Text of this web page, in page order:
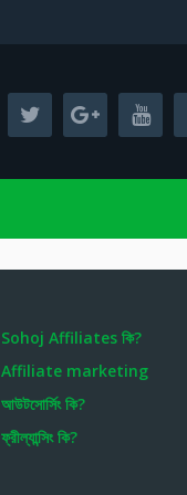
Sohoj Affiliates কি?
Affiliate marketing
আউটসোর্সিং কি?
ফ্রীল্যান্সিং কি?